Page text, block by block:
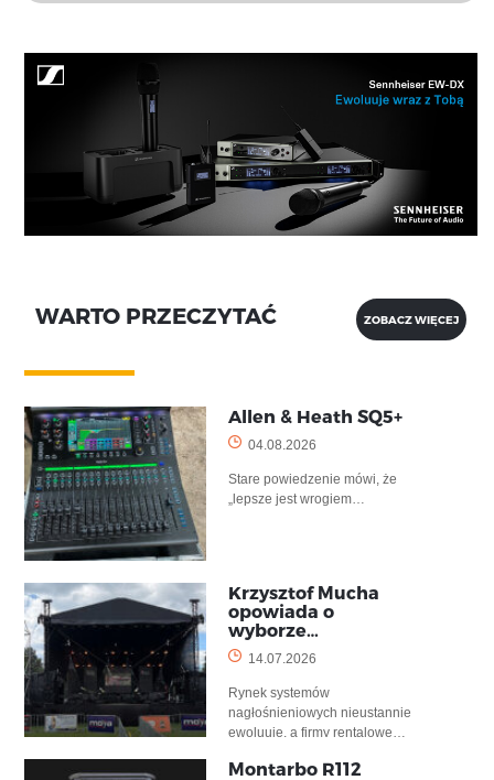
WARTO PRZECZYTAĆ ZOBACZ WIĘCEJ
Allen & Heath SQ5+
04.08.2026
Stare powiedzenie mówi, że
„lepsze jest wrogiem…
Krzysztof Mucha
opowiada o
wyborze…
14.07.2026
Rynek systemów
nagłośnieniowych nieustannie
ewoluuje, a firmy rentalowe…
Montarbo R112